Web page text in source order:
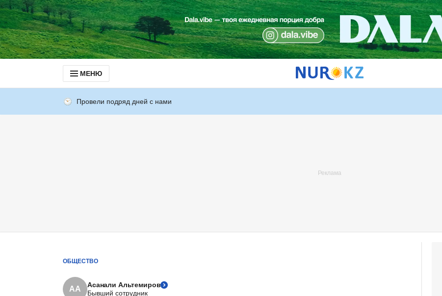
МЕНЮ
Провели подряд дней с нами
ОБЩЕСТВО
АА
Асанали Альтемиров
Бывший сотрудник